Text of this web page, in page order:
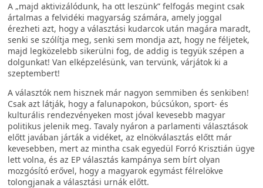
A „majd aktivizálódunk, ha ott leszünk” felfogás megint csak
ártalmas a felvidéki magyarság számára, amely joggal
érezheti azt, hogy a választási kudarcok után magára maradt,
senki se szólítja meg, senki sem mondja azt, hogy ne féljetek,
majd legközelebb sikerülni fog, de addig is tegyük szépen a
dolgunkat! Van elképzelésünk, van tervünk, várjátok ki a
szeptembert!
A választók nem hisznek már nagyon semmiben és senkiben!
Csak azt látják, hogy a falunapokon, búcsúkon, sport- és
kulturális rendezvényeken most jóval kevesebb magyar
politikus jelenik meg. Tavaly nyáron a parlamenti választások
előtt javában járták a vidéket, az elnökválasztás előtt már
kevesebben, mert az mintha csak egyedül Forró Krisztián ügye
lett volna, és az EP választás kampánya sem bírt olyan
mozgósító erővel, hogy a magyarok egymást félrelökve
tolongjanak a választási urnák előtt.